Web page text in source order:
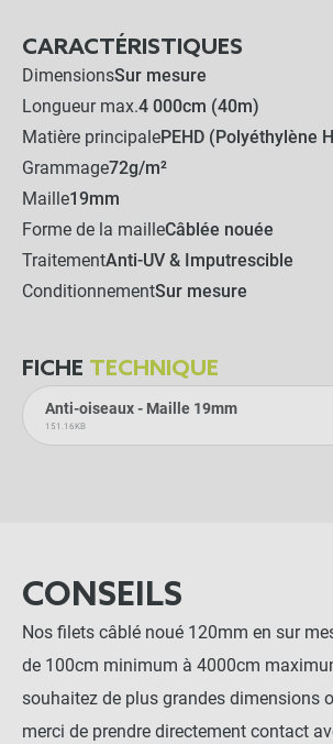
CARACTÉRISTIQUES
DimensionsSur mesure
Longueur max.4 000cm (40m)
Matière principalePEHD (Polyéthylène
Grammage72g/m²
Maille19mm
Forme de la mailleCâblée nouée
TraitementAnti-UV & Imputrescible
ConditionnementSur mesure
FICHE TECHNIQUE
Anti-oiseaux - Maille 19mm
151.16KB
CONSEILS
Nos filets câblé noué 120mm en sur
de 100cm minimum à 4000cm
souhaitez de plus grandes dimensions
merci de prendre directement contact